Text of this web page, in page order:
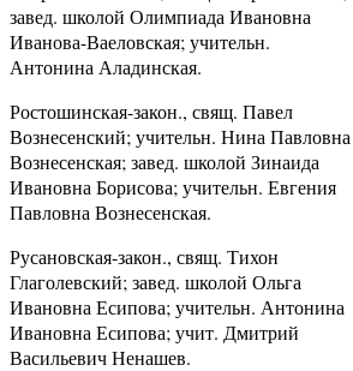
завед. школой Олимпиада Ивановна
Иванова-Ваеловская; учительн.
Антонина Аладинская.
Ростошинская-закон., свящ. Павел
Вознесенский; учительн. Нина Павловна
Вознесенская; завед. школой Зинаида
Ивановна Борисова; учительн. Евгения
Павловна Вознесенская.
Русановская-закон., свящ. Тихон
Глаголевский; завед. школой Ольга
Ивановна Есипова; учительн. Антонина
Ивановна Есипова; учит. Дмитрий
Васильевич Ненашев.